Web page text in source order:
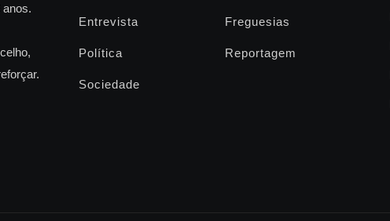
anos.
Entrevista Freguesias
Política Reportagem
Sociedade